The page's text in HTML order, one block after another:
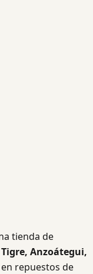
tienda de
Tigre, Anzoátegui,
repuestos de